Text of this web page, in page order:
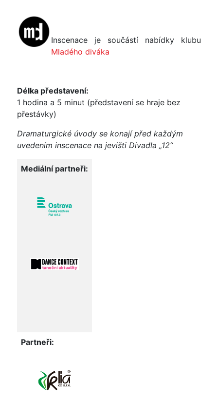
Inscenace je součástí nabídky klubu
Mladého diváka
Délka představení:
1 hodina a 5 minut (představení se hraje bez
přestávky)
Dramaturgické úvody se konají před každým
uvedením inscenace na jevišti Divadla „12“
Mediální partneři:
Partneři: